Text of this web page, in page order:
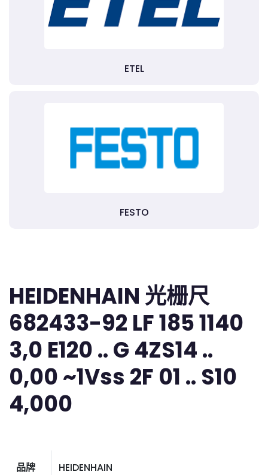
ETEL
FESTO
HEIDENHAIN 光栅尺
682433-92 LF 185 1140
3,0 E120 .. G 4ZS14 ..
0,00 ~1Vss 2F 01 .. S10
4,000
品牌 HEIDENHAIN